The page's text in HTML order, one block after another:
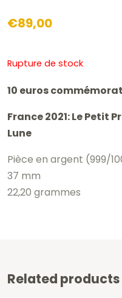
€89,00
Rupture de stock
10 euros
France 2021: Le Petit
Lune
Pièce en argent (999/
37 mm
22,20 grammes
Related products